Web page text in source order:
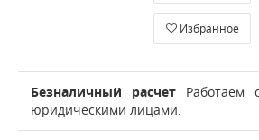
Избранное
Безналичный расчет Работаем
юридическими лицами.